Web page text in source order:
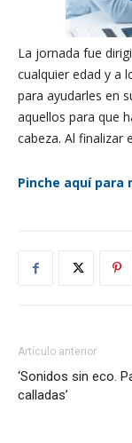
La jornada fue
cualquier edad y a
para ayudarles en
aquellos para que
cabeza. Al finalizar
Pinche aquí para
Artículo anterior
‘Sonidos sin eco.
calladas’